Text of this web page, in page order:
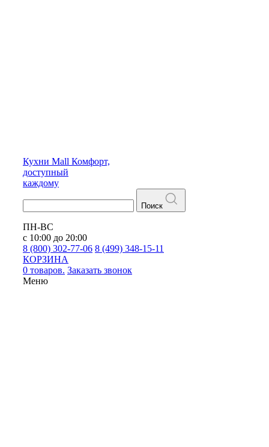
Кухни Mall Комфорт,
доступный
каждому
Поиск
ПН-ВС
с 10:00 до 20:00
8 (800) 302-77-06 8 (499) 348-15-11
КОРЗИНА
0 товаров. Заказать звонок
Меню